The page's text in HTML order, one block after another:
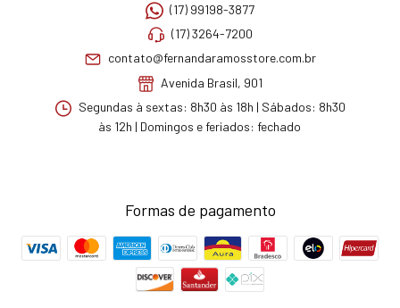
(17) 99198-3877
(17) 3264-7200
contato@fernandaramosstore.com.br
Avenida Brasil, 901
Segundas à sextas: 8h30 às 18h | Sábados: 8h30
às 12h | Domingos e feriados: fechado
Formas de pagamento